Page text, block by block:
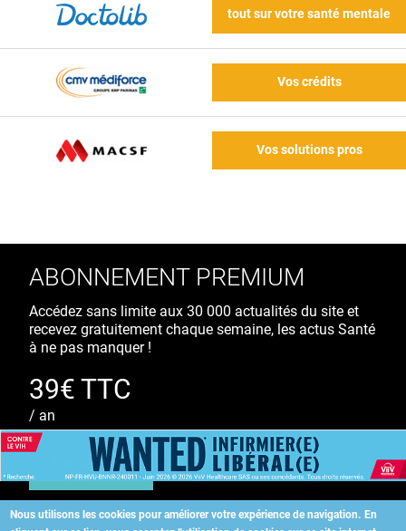
tout sur votre santé mentale
Vos crédits
Vos solutions pros
Nous utilisons les cookies pour améliorer votre expérience de navigation. En
ABONNEMENT PREMIUM
Accédez sans limite aux 30 000 actualités du site et
recevez gratuitement chaque semaine, les actus Santé
à ne pas manquer !
39€ TTC
/ an
S'ABONNER